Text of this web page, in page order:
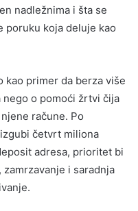
nadležnima i šta se
poruku koja deluje kao
kao primer da berza više
o pomoći žrtvi čija
račune. Po
četvrt miliona
adresa, prioritet bi
i saradnja